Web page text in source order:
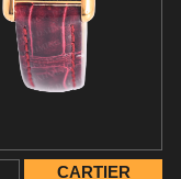
CARTIER